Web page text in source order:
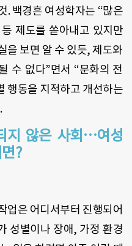
. 백경흔 여성학자는 “많은
제도를 쏟아내고 있지만
을 보면 알 수 있듯, 제도와
수 없다”면서 “문화의 전
행동을 지적하고 개선하는
지 않은 사회…여성
?
업은 어디서부터 진행되어
성별이나 장애, 가정 환경